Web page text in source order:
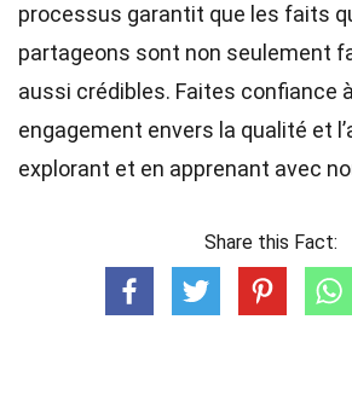
processus garantit que les faits
partageons sont non seulement
aussi crédibles. Faites confiance
engagement envers la qualité et
explorant et en apprenant avec
Share this Fact: